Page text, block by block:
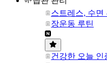
스트레스, 수면
장운동 루틴
건강한 오늘 인